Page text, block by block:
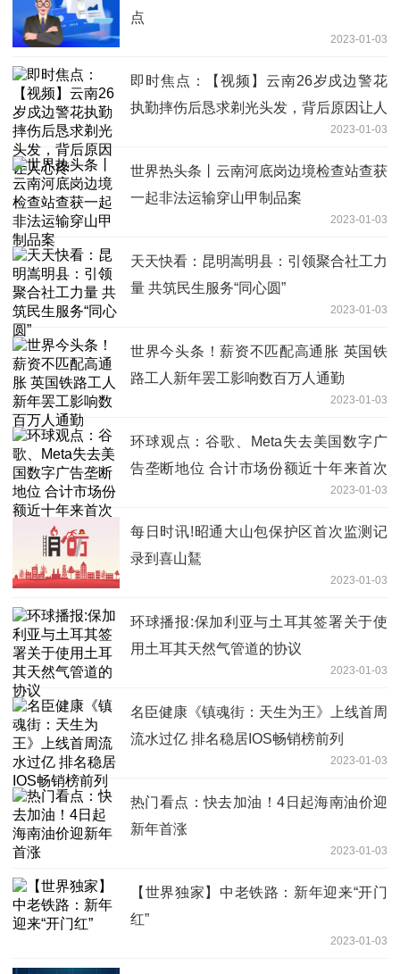
点
2023-01-03
即时焦点：【视频】云南26岁戍边警花
执勤摔伤后恳求剃光头发，背后原因让人
2023-01-03
世界热头条丨云南河底岗边境检查站查获
一起非法运输穿山甲制品案
2023-01-03
天天快看：昆明嵩明县：引领聚合社工力
量 共筑民生服务“同心圆”
2023-01-03
世界今头条！薪资不匹配高通胀 英国铁
路工人新年罢工影响数百万人通勤
2023-01-03
环球观点：谷歌、Meta失去美国数字广
告垄断地位 合计市场份额近十年来首次
2023-01-03
每日时讯!昭通大山包保护区首次监测记
录到喜山鵟
2023-01-03
环球播报:保加利亚与土耳其签署关于使
用土耳其天然气管道的协议
2023-01-03
名臣健康《镇魂街：天生为王》上线首周
流水过亿 排名稳居IOS畅销榜前列
2023-01-03
热门看点：快去加油！4日起海南油价迎
新年首涨
2023-01-03
【世界独家】中老铁路：新年迎来“开门
红”
2023-01-03